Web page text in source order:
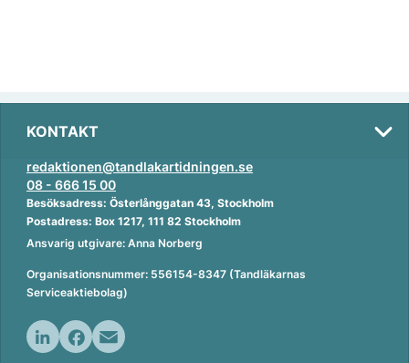
KONTAKT
redaktionen@tandlakartidningen.se
08 - 666 15 00
Besöksadress: Österlånggatan 43, Stockholm
Postadress: Box 1217, 111 82 Stockholm
Ansvarig utgivare: Anna Norberg
Organisationsnummer: 556154-8347 (Tandläkarnas
Serviceaktiebolag)